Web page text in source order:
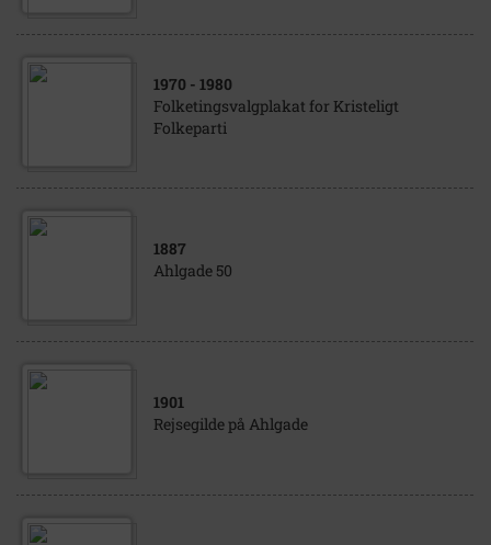
1970 - 1980
Folketingsvalgplakat for Kristeligt
Folkeparti
1887
Ahlgade 50
1901
Rejsegilde på Ahlgade